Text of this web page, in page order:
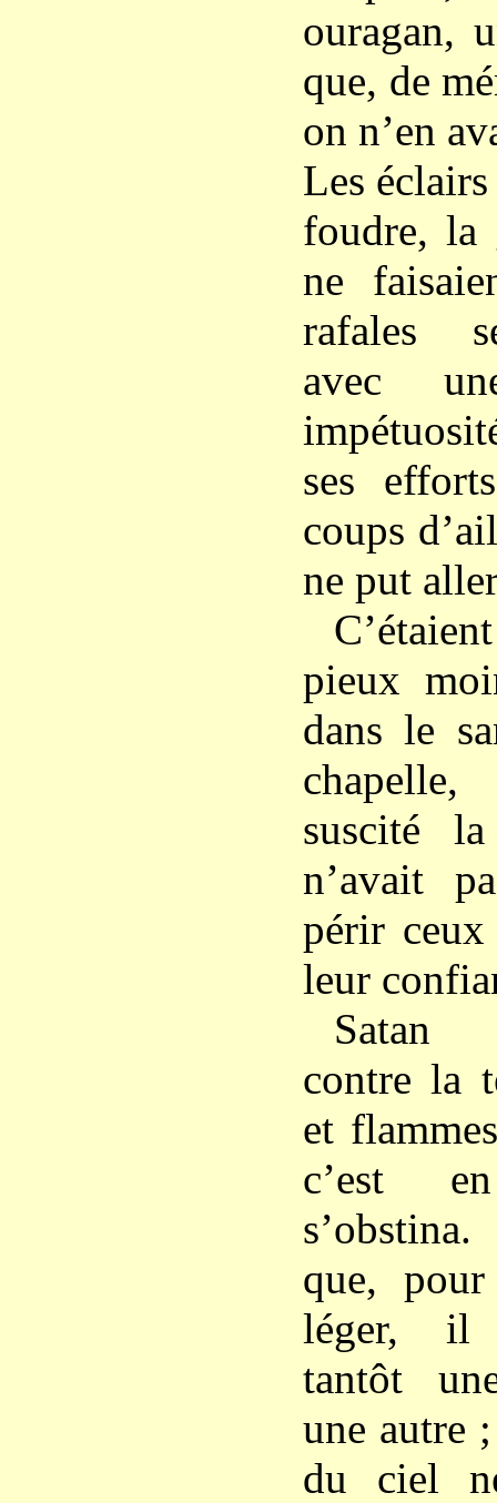
ouragan,
que, de
on n’en
Les
foudre, la
ne
rafales
avec
ses
coups
ne put
pieux
dans le
suscité
n’avait
périr
leur
Satan
contre la
et
c’est
que,
léger, il
tantôt
une autre
du ciel